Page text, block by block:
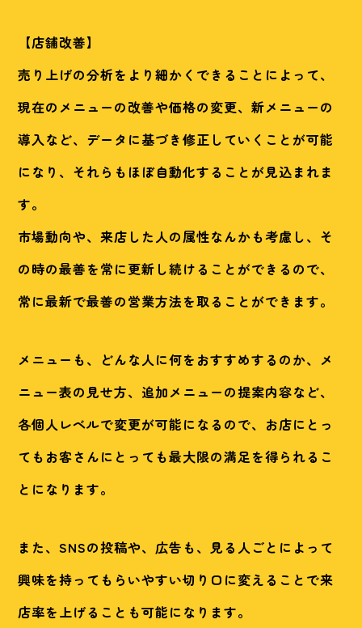
【店舗改善】
売り上げの分析をより細かくできることによって、
現在のメニューの改善や価格の変更、新メニューの
導入など、データに基づき修正していくことが可能
になり、それらもほぼ自動化することが見込まれま
す。
市場動向や、来店した人の属性なんかも考慮し、そ
の時の最善を常に更新し続けることができるので、
常に最新で最善の営業方法を取ることができます。
メニューも、どんな人に何をおすすめするのか、メ
ニュー表の見せ方、追加メニューの提案内容など、
各個人レベルで変更が可能になるので、お店にとっ
てもお客さんにとっても最大限の満足を得られるこ
とになります。
また、SNSの投稿や、広告も、見る人ごとによって
興味を持ってもらいやすい切り口に変えることで来
店率を上げることも可能になります。